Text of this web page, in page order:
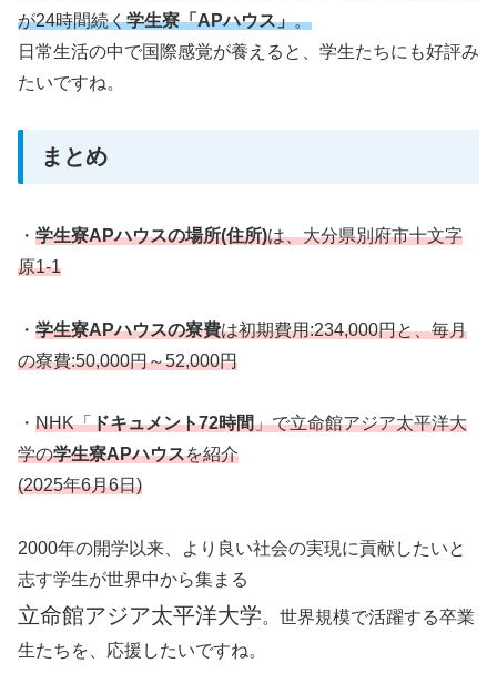
が24時間続く学生寮「APハウス」。
日常生活の中で国際感覚が養えると、学生たちにも好評み
たいですね。
まとめ
・ 学生寮APハウスの場所(住所)は、大分県別府市十文字
原1-1
・ 学生寮APハウスの寮費は初期費用:234,000円と、毎月
の寮費:50,000円～52,000円
・ NHK「ドキュメント72時間」で立命館アジア太平洋大
学の学生寮APハウスを紹介
(2025年6月6日)
2000年の開学以来、より良い社会の実現に貢献したいと
志す学生が世界中から集まる
立命館アジア太平洋大学。世界規模で活躍する卒業
生たちを、応援したいですね。